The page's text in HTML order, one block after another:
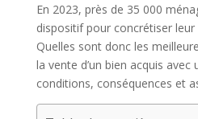
En 2023, près de 35 000
dispositif pour concrétiser
Quelles sont donc les
la vente d’un bien acquis avec
conditions, conséquences et